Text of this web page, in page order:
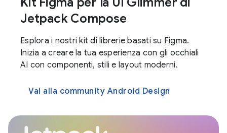
Jetpack Compose
Esplora i nostri kit di librerie basati su Figma.
Inizia a creare la tua esperienza con gli occhiali
AI con componenti, stili e layout moderni.
Vai alla community Android Design